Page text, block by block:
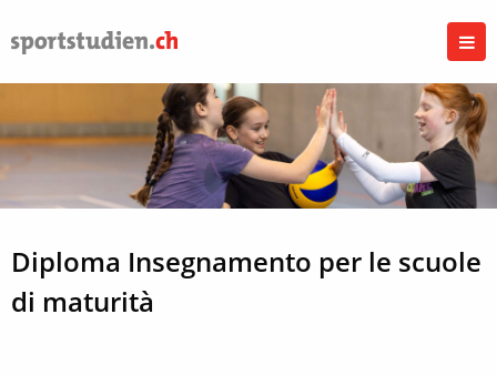
Diploma Insegnamento per le scuole
di maturità